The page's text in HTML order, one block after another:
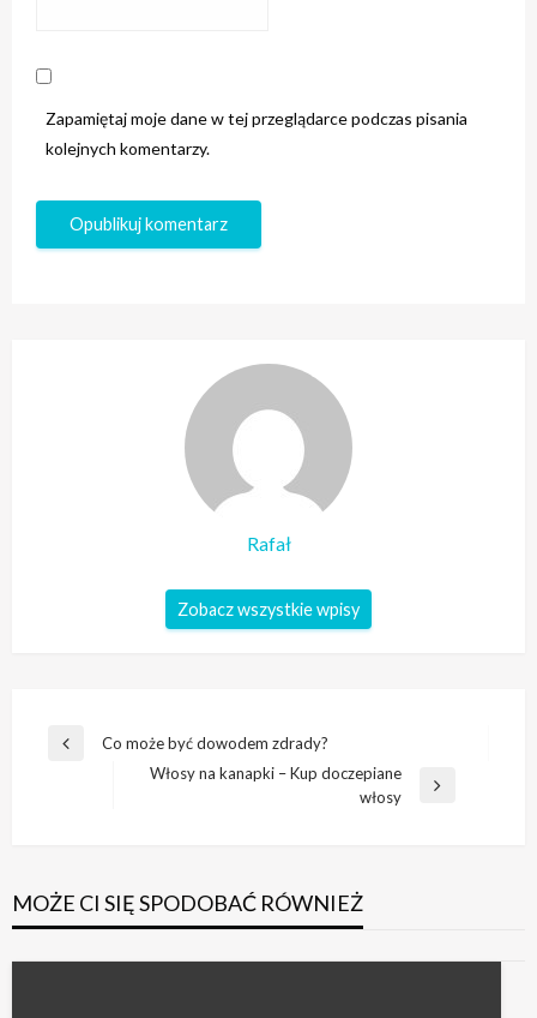
Zapamiętaj moje dane w tej przeglądarce podczas pisania
kolejnych komentarzy.
Rafał
Zobacz wszystkie wpisy
Nawigacja
Poprzedni
Co może być dowodem zdrady?
Włosy na kanapki – Kup doczepiane
włosy
MOŻE CI SIĘ SPODOBAĆ RÓWNIEŻ